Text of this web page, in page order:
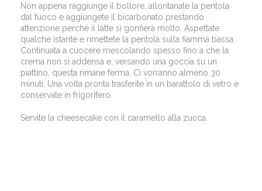
Non appena raggiunge il bollore, allontanate la pentola
dal fuoco e aggiungete il bicarbonato prestando
attenzione perchè il latte si gonfierà molto. Aspettate
qualche istante e rimettete la pentola sulla fiamma bassa.
Continuata a cuocere mescolando spesso fino a che la
crema non si addensa e, versando una goccia su un
piattino, questa rimane ferma. Ci vorranno almeno 30
minuti. Una volta pronta trasferite in un barattolo di vetro e
conservate in frigorifero.
Servite la cheesecake con il caramello alla zucca.